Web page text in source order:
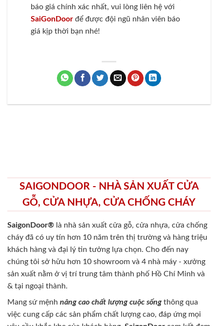
báo giá chính xác nhất, vui lòng liên hệ với
SaiGonDoor để được đội ngũ nhân viên báo
giá kịp thời bạn nhé!
SAIGONDOOR - NHÀ SẢN XUẤT CỬA
GỖ, CỬA NHỰA, CỬA CHỐNG CHÁY
SaigonDoor® là nhà sản xuất cửa gỗ, cửa nhựa, cửa chống
cháy đã có uy tín hơn 10 năm trên thị trường và hàng triệu
khách hàng và đại lý tin tưởng lựa chọn. Cho đến nay
chúng tôi sở hữu hơn 10 showroom và 4 nhà máy - xưởng
sản xuất nằm ở vị trí trung tâm thành phố Hồ Chí Minh và
& tại ngoại thành.
Mang sứ mệnh nâng cao chất lượng cuộc sốngthông qua
việc cung cấp các sản phẩm chất lượng cao, đáp ứng mọi